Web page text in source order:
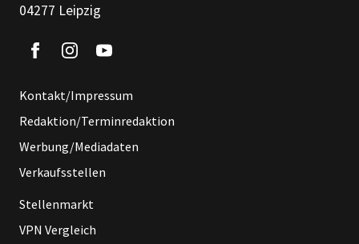
04277 Leipzig
Kontakt/Impressum
Redaktion/Terminredaktion
Werbung/Mediadaten
Verkaufsstellen
Stellenmarkt
VPN Vergleich